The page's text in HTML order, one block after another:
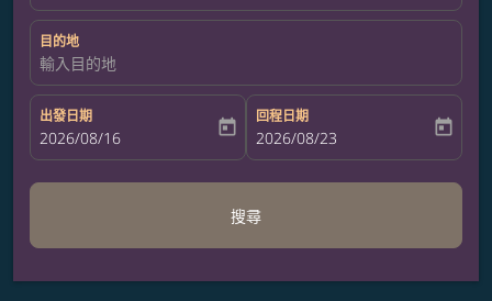
目的地
輸入目的地
出發日期
fc-booking-departure-date-aria-label
2026/08/16 today
回程日期
fc-booking-return-date-aria-label
2026/08/23 today
搜尋